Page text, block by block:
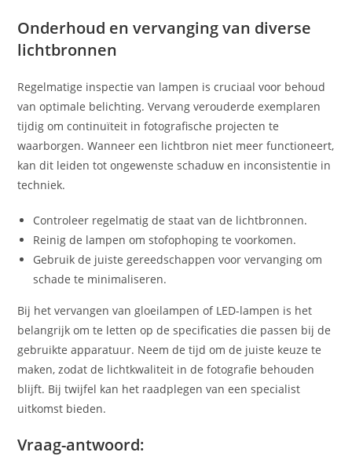
Onderhoud en vervanging van diverse
lichtbronnen
Regelmatige inspectie van lampen is cruciaal voor behoud
van optimale belichting. Vervang verouderde exemplaren
tijdig om continuïteit in fotografische projecten te
waarborgen. Wanneer een lichtbron niet meer functioneert,
kan dit leiden tot ongewenste schaduw en inconsistentie in
techniek.
Controleer regelmatig de staat van de lichtbronnen.
Reinig de lampen om stofophoping te voorkomen.
Gebruik de juiste gereedschappen voor vervanging om
schade te minimaliseren.
Bij het vervangen van gloeilampen of LED-lampen is het
belangrijk om te letten op de specificaties die passen bij de
gebruikte apparatuur. Neem de tijd om de juiste keuze te
maken, zodat de lichtkwaliteit in de fotografie behouden
blijft. Bij twijfel kan het raadplegen van een specialist
uitkomst bieden.
Vraag-antwoord: